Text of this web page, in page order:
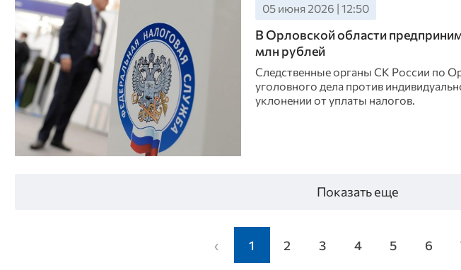
05 июня 2026 | 12:50
В Орловской области
млн рублей
Следственные органы СК России по
уголовного дела против
уклонении от уплаты налогов.
Показать еще
‹ 1 2 3 4 5 6